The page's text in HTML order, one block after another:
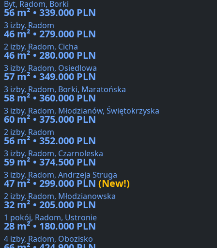
Byt, Radom, Borki
56 m² • 339.000 PLN
3 izby, Radom
46 m² • 279.000 PLN
2 izby, Radom, Cicha
46 m² • 280.000 PLN
3 izby, Radom, Osiedlowa
57 m² • 349.000 PLN
3 izby, Radom, Borki, Maratońska
58 m² • 360.000 PLN
3 izby, Radom, Młodzianów, Świętokrzyska
60 m² • 375.000 PLN
2 izby, Radom
56 m² • 352.000 PLN
3 izby, Radom, Czarnoleska
59 m² • 374.500 PLN
3 izby, Radom, Andrzeja Struga
47 m² • 299.000 PLN (New!)
2 izby, Radom, Młodzianowska
32 m² • 205.000 PLN
1 pokój, Radom, Ustronie
28 m² • 180.000 PLN
4 izby, Radom, Obozisko